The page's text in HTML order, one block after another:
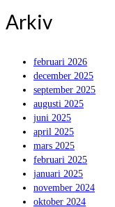
Arkiv
februari 2026
december 2025
september 2025
augusti 2025
juni 2025
april 2025
mars 2025
februari 2025
januari 2025
november 2024
oktober 2024